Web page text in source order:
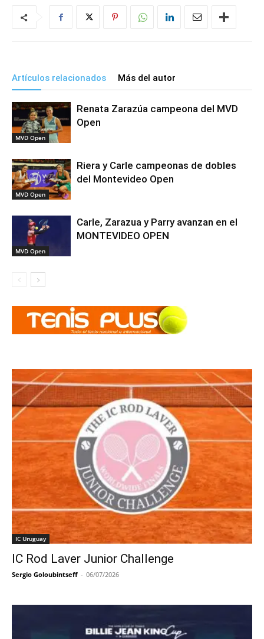
Artículos relacionados Más del autor
MVD Open
Renata Zarazúa campeona del MVD
Open
MVD Open
Riera y Carle campeonas de dobles
del Montevideo Open
MVD Open
Carle, Zarazua y Parry avanzan en el
MONTEVIDEO OPEN
IC Uruguay
IC Rod Laver Junior Challenge
Sergio Goloubintseff - 06/07/2026